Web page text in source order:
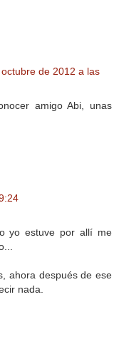
de 2012 a las
amigo Abi, unas
yo estuve por allí me
ahora después de ese
nada.